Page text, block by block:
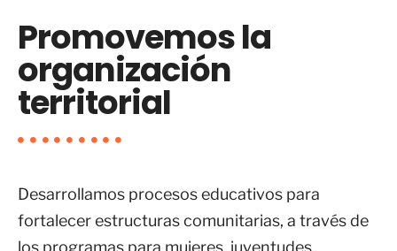
Promovemos la
organización
territorial
Desarrollamos procesos educativos para
fortalecer estructuras comunitarias, a través de
los programas para mujeres, juventudes,